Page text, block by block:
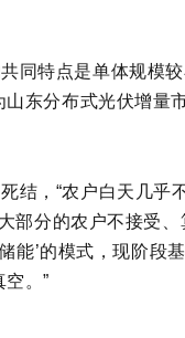
同特点是单体规模
山东分布式光伏增量
结， “农户白天几乎
部分的农户不接受、
能’的模式，现阶段
空。”